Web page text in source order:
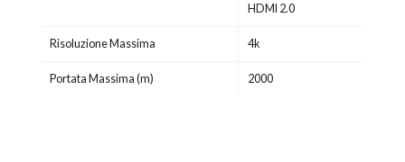
HDMI 2.0
Risoluzione Massima 4k
Portata Massima (m) 2000